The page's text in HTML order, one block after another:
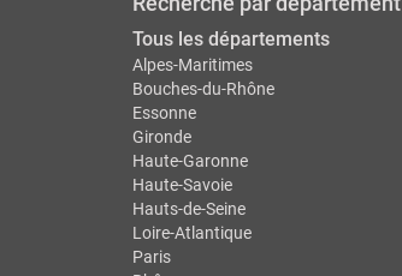
Tous les départements
Alpes-Maritimes
Bouches-du-Rhône
Essonne
Gironde
Haute-Garonne
Haute-Savoie
Hauts-de-Seine
Loire-Atlantique
Paris